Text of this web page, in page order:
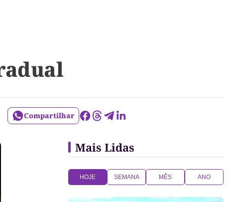
Compartilhar
Mais Lidas
HOJE SEMANA MÊS ANO